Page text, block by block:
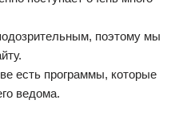
поэтому мы
есть программы, которые
ведома.